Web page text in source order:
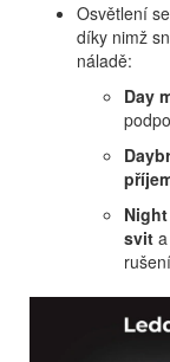
Osvětlení
díky nimž
náladě:
Day
svit